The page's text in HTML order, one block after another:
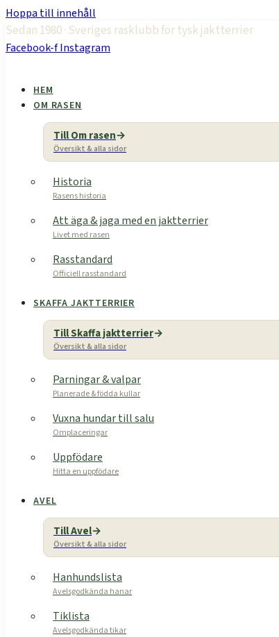
Hoppa till innehåll
Sedan 1980 · Sveriges rasklubb för tysk jaktterrier
Facebook-fInstagram
HEM
OM RASEN
Till Om rasen
Översikt & alla sidor
Historia
Rasens historia
Att äga & jaga med en jaktterrier
Livet med rasen
Rasstandard
Officiell rasstandard
SKAFFA JAKTTERRIER
Till Skaffa jaktterrier
Översikt & alla sidor
Parningar & valpar
Planerade & födda kullar
Vuxna hundar till salu
Omplaceringar
Uppfödare
Hitta en uppfödare
AVEL
Till Avel
Översikt & alla sidor
Hanhundslista
Avelsgodkända hanar
Tiklista
Avelsgodkända tikar